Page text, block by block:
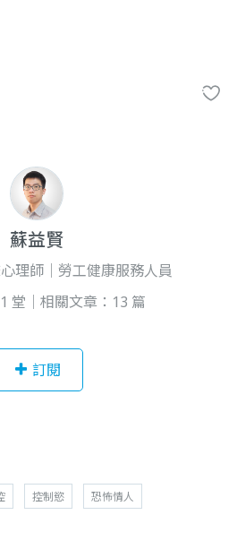
蘇益賢
理師｜勞工健康服務人員
堂｜相關文章：13 篇
訂閱
控制慾 恐怖情人